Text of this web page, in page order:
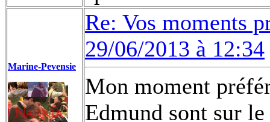
Marine-Pevensie
Re: Vos moments
29/06/2013 à 12:34
Mon moment
Edmund sont sur le